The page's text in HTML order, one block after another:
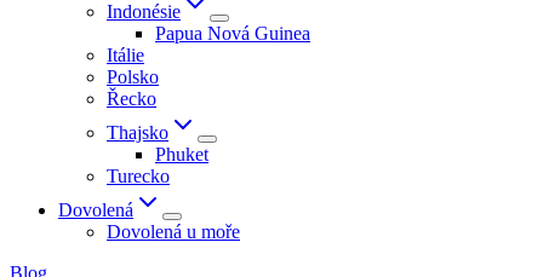
Indonésie
Papua Nová Guinea
Itálie
Polsko
Řecko
Thajsko
Phuket
Turecko
Dovolená
Dovolená u moře
Blog